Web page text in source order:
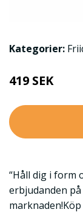
Kategorier:
419 SEK
“Håll dig i form
erbjudanden
marknaden!Köp